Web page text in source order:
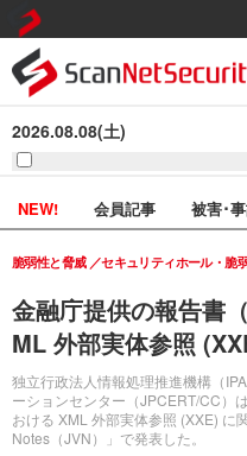
2026.08.08(土)
NEW! 会員記事 被害･
金融庁提供の報告書
ML 外部実体参照
独立行政法人情報処理推進機構（
ーションセンター（JPCERT/CC）
おける XML 外部実体参照 (XXE)
Notes（JVN）」で発表した。
脆弱性と脅威 セキュリティホール・脆